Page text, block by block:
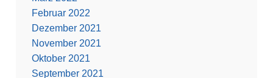
Februar 2022
Dezember 2021
November 2021
Oktober 2021
September 2021